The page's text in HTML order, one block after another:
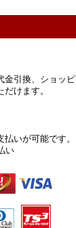
金引換、ショッピ
けます。
いが可能です。
い